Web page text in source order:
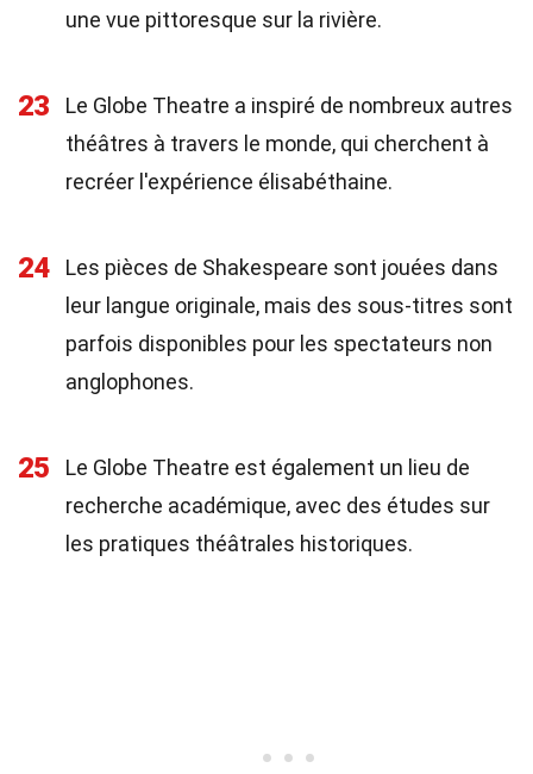
une vue pittoresque sur la rivière.
23
Le Globe Theatre a inspiré de nombreux autres
théâtres à travers le monde, qui cherchent à
recréer l'expérience élisabéthaine.
24
Les pièces de Shakespeare sont jouées dans
leur langue originale, mais des sous-titres sont
parfois disponibles pour les spectateurs non
anglophones.
25
Le Globe Theatre est également un lieu de
recherche académique, avec des études sur
les pratiques théâtrales historiques.